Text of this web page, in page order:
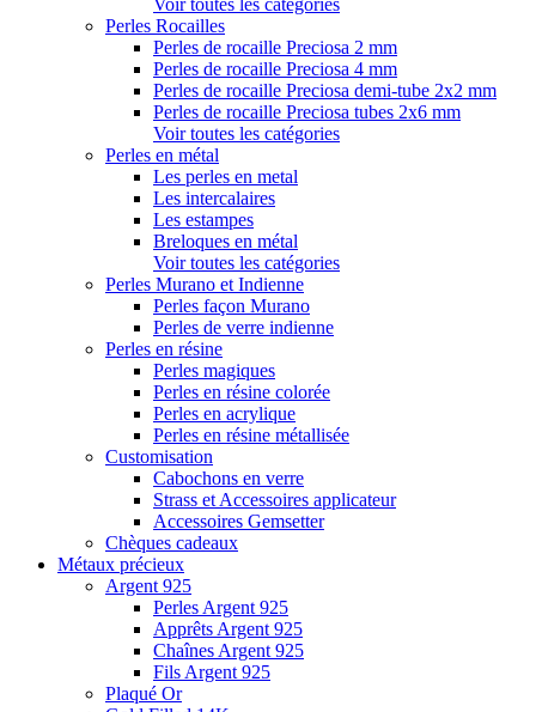
Voir toutes les catégories
Perles Rocailles
Perles de rocaille Preciosa 2 mm
Perles de rocaille Preciosa 4 mm
Perles de rocaille Preciosa demi-tube 2x2 mm
Perles de rocaille Preciosa tubes 2x6 mm
Voir toutes les catégories
Perles en métal
Les perles en metal
Les intercalaires
Les estampes
Breloques en métal
Voir toutes les catégories
Perles Murano et Indienne
Perles façon Murano
Perles de verre indienne
Perles en résine
Perles magiques
Perles en résine colorée
Perles en acrylique
Perles en résine métallisée
Customisation
Cabochons en verre
Strass et Accessoires applicateur
Accessoires Gemsetter
Chèques cadeaux
Métaux précieux
Argent 925
Perles Argent 925
Apprêts Argent 925
Chaînes Argent 925
Fils Argent 925
Plaqué Or